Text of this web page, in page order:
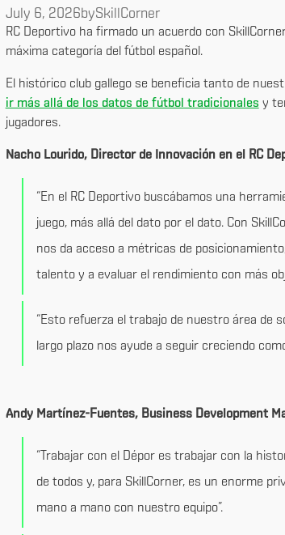
July 6, 2026bySkillCorner
RC Deportivo ha firmado un acuerdo con
máxima categoría del fútbol español.
El histórico club gallego se beneficia tanto de
ir más allá de los datos de fútbol tradicionales y
jugadores.
Nacho Lourido, Director de Innovación en el RC
“En el RC Deportivo buscábamos una
juego, más allá del dato por el dato. Con
nos da acceso a métricas de
talento y a evaluar el rendimiento con más
“Esto refuerza el trabajo de nuestro área de
largo plazo nos ayude a seguir creciendo
Andy Martínez-Fuentes, Business Development
“Trabajar con el Dépor es trabajar con la
de todos y, para SkillCorner, es un enorme
mano a mano con nuestro equipo”.